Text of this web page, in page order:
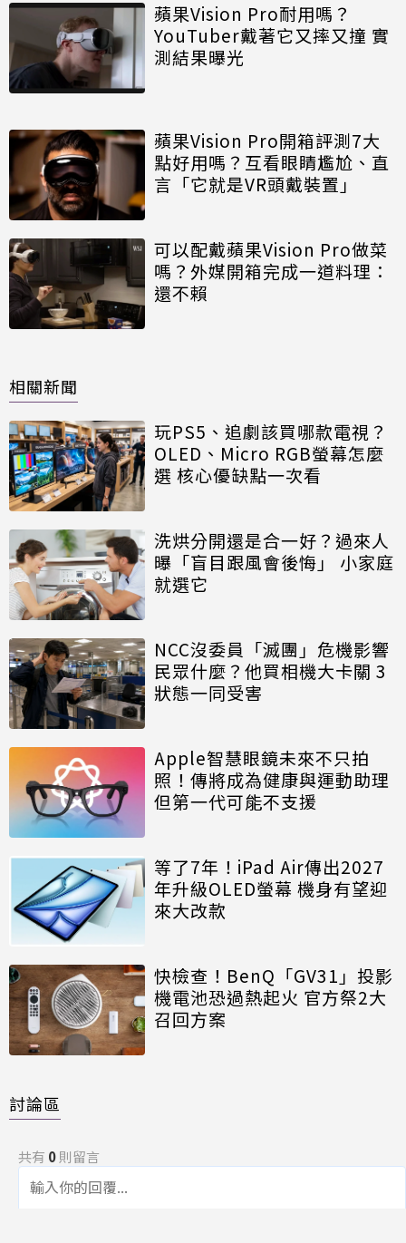
蘋果Vision Pro耐用嗎？
YouTuber戴著它又摔又撞 實
測結果曝光
蘋果Vision Pro開箱評測7大
點好用嗎？互看眼睛尷尬、直
言「它就是VR頭戴裝置」
可以配戴蘋果Vision Pro做菜
嗎？外媒開箱完成一道料理：
還不賴
相關新聞
玩PS5、追劇該買哪款電視？
OLED、Micro RGB螢幕怎麼
選 核心優缺點一次看
洗烘分開還是合一好？過來人
曝「盲目跟風會後悔」 小家庭
就選它
NCC沒委員「滅團」危機影響
民眾什麼？他買相機大卡關 3
狀態一同受害
Apple智慧眼鏡未來不只拍
照！傳將成為健康與運動助理
但第一代可能不支援
等了7年！iPad Air傳出2027
年升級OLED螢幕 機身有望迎
來大改款
快檢查！BenQ「GV31」投影
機電池恐過熱起火 官方祭2大
召回方案
討論區
共有 0則留言